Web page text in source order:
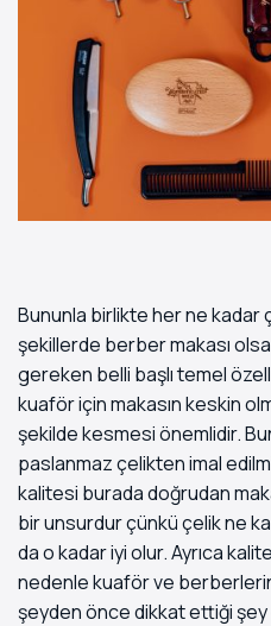
Bununla birlikte her ne kadar
şekillerde berber makası
gereken belli başlı temel
kuaför için makasın keskin
şekilde kesmesi önemlidir.
paslanmaz çelikten imal
kalitesi burada doğrudan
bir unsurdur çünkü çelik ne
da o kadar iyi olur. Ayrıca
nedenle kuaför ve
şeyden önce dikkat ettiği şey